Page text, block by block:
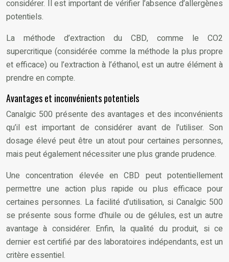
considérer. Il est important de vérifier l’absence d’allergènes
potentiels.
La méthode d’extraction du CBD, comme le CO2
supercritique (considérée comme la méthode la plus propre
et efficace) ou l’extraction à l’éthanol, est un autre élément à
prendre en compte.
Avantages et inconvénients potentiels
Canalgic 500 présente des avantages et des inconvénients
qu’il est important de considérer avant de l’utiliser. Son
dosage élevé peut être un atout pour certaines personnes,
mais peut également nécessiter une plus grande prudence.
Une concentration élevée en CBD peut potentiellement
permettre une action plus rapide ou plus efficace pour
certaines personnes. La facilité d’utilisation, si Canalgic 500
se présente sous forme d’huile ou de gélules, est un autre
avantage à considérer. Enfin, la qualité du produit, si ce
dernier est certifié par des laboratoires indépendants, est un
critère essentiel.